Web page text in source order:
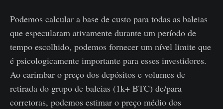
Podemos calcular a base de custo para todas as baleias
que especularam ativamente durante um período de
tempo escolhido, podemos fornecer um nível limite que
é psicologicamente importante para esses investidores.
Ao carimbar o preço dos depósitos e volumes de
retirada do grupo de baleias (1k+ BTC) de/para
corretoras, podemos estimar o preço médio dos